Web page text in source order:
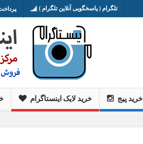
تلگرام ( پاسخگویی آنلاین تلگرام )
خرید لایک اینستاگرام خرید پیج